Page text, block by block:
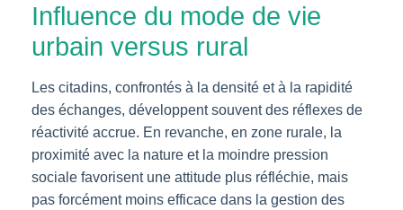
Influence du mode de vie
urbain versus rural
Les citadins, confrontés à la densité et à la rapidité
des échanges, développent souvent des réflexes de
réactivité accrue. En revanche, en zone rurale, la
proximité avec la nature et la moindre pression
sociale favorisent une attitude plus réfléchie, mais
pas forcément moins efficace dans la gestion des